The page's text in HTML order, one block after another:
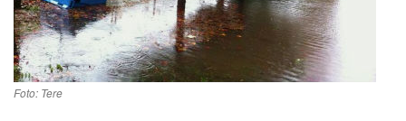
Foto: Tere